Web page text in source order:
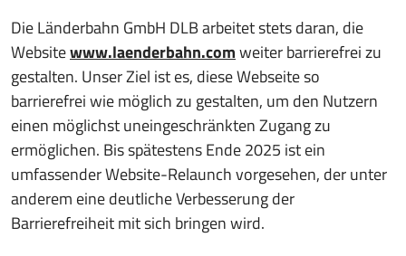
Die Länderbahn GmbH DLB arbeitet stets daran, die
Websitewww.laenderbahn.comweiter barrierefrei zu
gestalten. Unser Ziel ist es, diese Webseite so
barrierefrei wie möglich zu gestalten, um den Nutzern
einen möglichst uneingeschränkten Zugang zu
ermöglichen. Bis spätestens Ende 2025 ist ein
umfassender Website-Relaunch vorgesehen, der unter
anderem eine deutliche Verbesserung der
Barrierefreiheit mit sich bringen wird.